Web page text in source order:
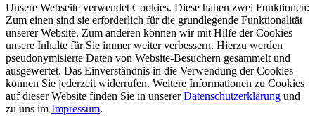
Unsere Webseite verwendet Cookies. Diese haben zwei Funktionen:
Zum einen sind sie erforderlich für die grundlegende Funktionalität
unserer Website. Zum anderen können wir mit Hilfe der Cookies
unsere Inhalte für Sie immer weiter verbessern. Hierzu werden
pseudonymisierte Daten von Website-Besuchern gesammelt und
ausgewertet. Das Einverständnis in die Verwendung der Cookies
können Sie jederzeit widerrufen. Weitere Informationen zu Cookies
auf dieser Website finden Sie in unsererDatenschutzerklärung und
zu uns im Impressum.